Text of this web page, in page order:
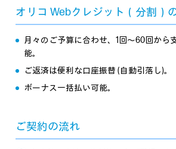
オリコ Webクレジット（分割）
月々のご予算に合わせ、1回～60回から
能。
ご返済は便利な口座振替 (自動引落し)。
ボーナス一括払い可能。
ご契約の流れ